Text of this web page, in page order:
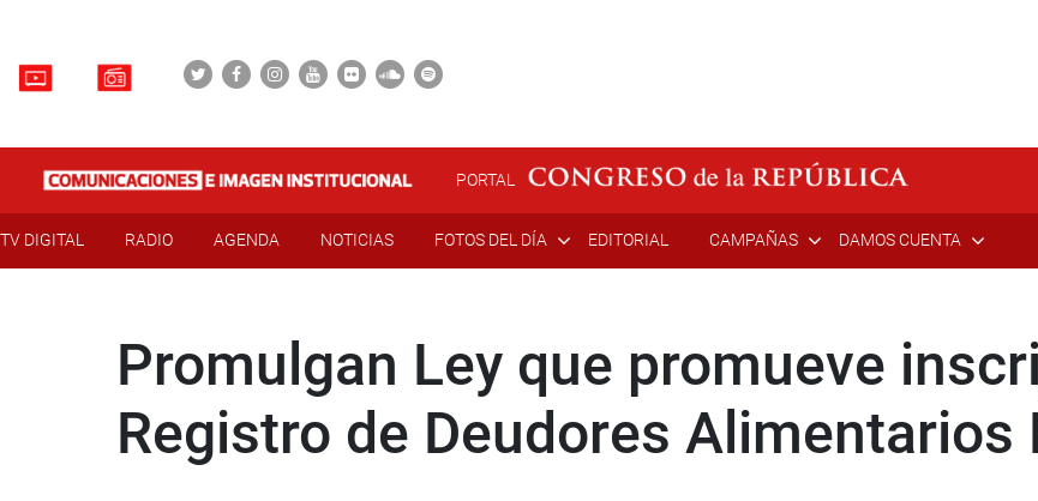
PORTAL
TV DIGITAL RADIO AGENDA NOTICIAS FOTOS DEL DÍA EDITORIAL CAMPAÑAS DAMOS CUENTA
Promulgan Ley que promueve
Registro de Deudores Alimentarios